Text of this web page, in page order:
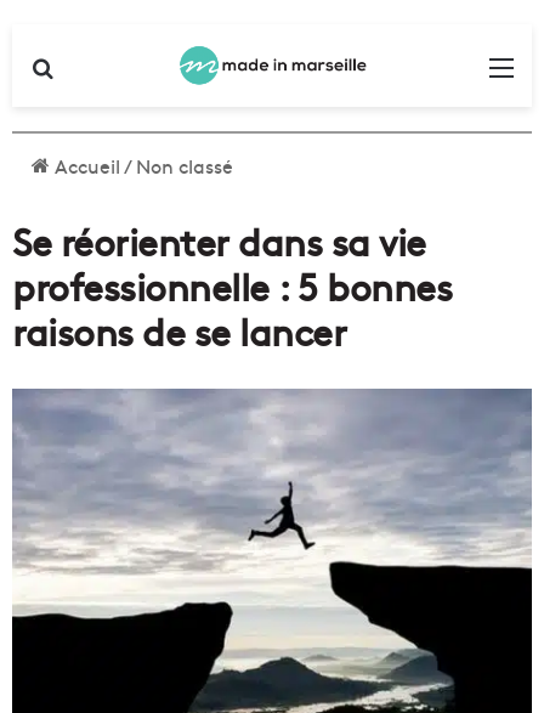
Accueil/Non classé
Se réorienter dans sa vie
professionnelle : 5 bonnes
raisons de se lancer